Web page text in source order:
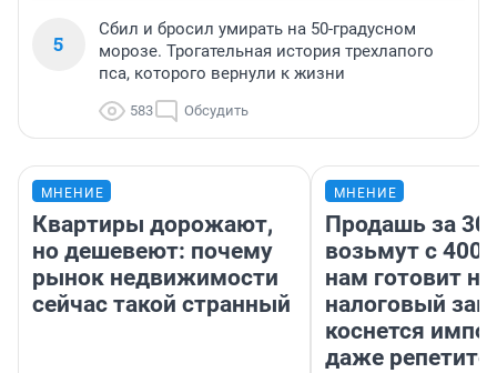
5
Сбил и бросил умирать на 50-градусном
морозе. Трогательная история трехлапого
пса, которого вернули к жизни
583 Обсудить
МНЕНИЕ
Квартиры дорожают,
но дешевеют: почему
рынок недвижимости
сейчас такой странный
МНЕНИЕ
Продашь за
возьмут с
нам готовит
налоговый
коснется
даже